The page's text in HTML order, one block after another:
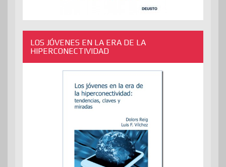
LOS JÓVENES EN LA ERA DE LA
HIPERCONECTIVIDAD